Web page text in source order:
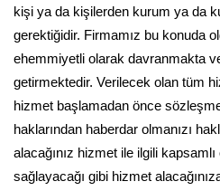
kişi ya da kişilerden kurum ya da
gerektiğidir. Firmamız bu konuda
ehemmiyetli olarak davranmakta
getirmektedir. Verilecek olan tüm
hizmet başlamadan önce
haklarından haberdar olmanızı
alacağınız hizmet ile ilgili
sağlayacağı gibi hizmet